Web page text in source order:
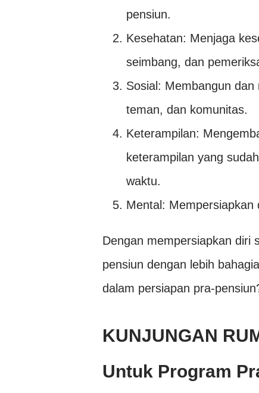
pensiun.
Kesehatan: Menjaga
seimbang, dan
Sosial: Membangun
teman, dan komunitas.
Keterampilan:
keterampilan yang
waktu.
Mental: Mempersiapkan
Dengan mempersiapkan diri
pensiun dengan lebih
dalam persiapan pra-
KUNJUNGAN
Untuk Program